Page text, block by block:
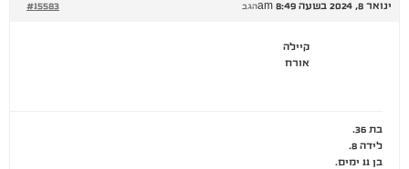
ינואר 8, 2024 בשעה 8:49 am #15583 הגב
קיילה
אורח
בת 36.
לידה 8.
בן 11 ימים.